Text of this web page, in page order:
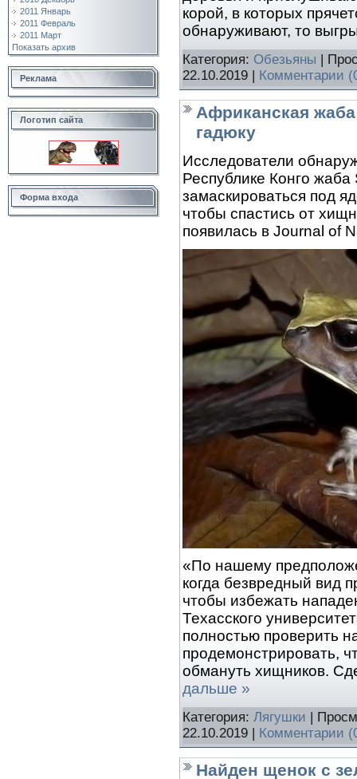
2011 Январь
2011 Февраль
2011 Март
Показать архив
Реклама
Логотип сайта
Форма входа
корой, в которых
обнаруживают, то
Категория: Обезьяны |
22.10.2019
Комментарии
Африканская
гадюку
Исследователи
Республике Конго
замаскироваться под
чтобы спастись от
появилась в Journal of
«По нашему
когда безвредный вид
чтобы избежать
Техасского
полностью проверить
продемонстрировать,
обмануть хищников.
дальше »
Категория: Лягушки |
22.10.2019
Комментарии
Найден щенок с